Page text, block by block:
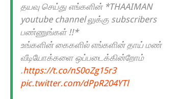
தயவு செய்து எங்களின் *THAAIMAN
youtube channel லுக்கு subscribers
பண்ணுங்கள் !!*
உங்களின் கைகளில் எங்களின் தாய் மண்
வீடியோக்களை ஒப்படைக்கின்றோம்
.https://t.co/nS0oZg15r3
pic.twitter.com/dPpR204YTl